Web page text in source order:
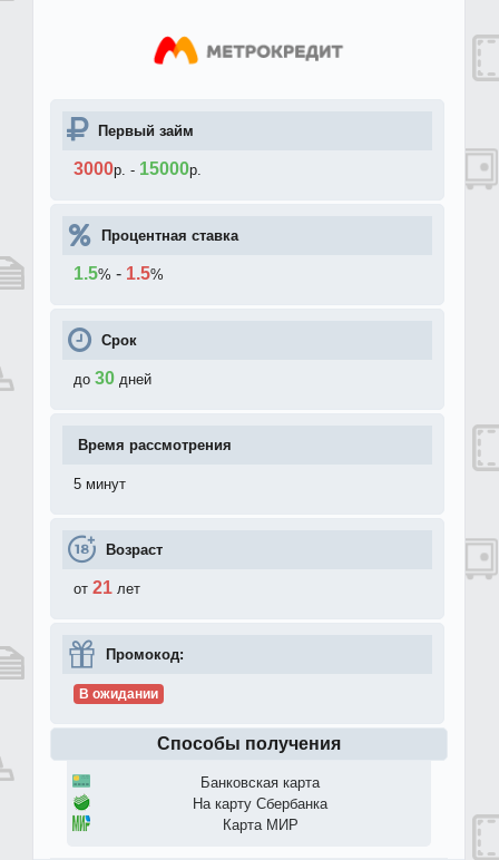
Первый займ
3000р. - 15000р.
Процентная ставка
1.5% - 1.5%
Срок
до 30 дней
Время рассмотрения
5 минут
Возраст
от 21 лет
Промокод:
В ожидании
Способы получения
Банковская карта
На карту Сбербанка
Карта МИР